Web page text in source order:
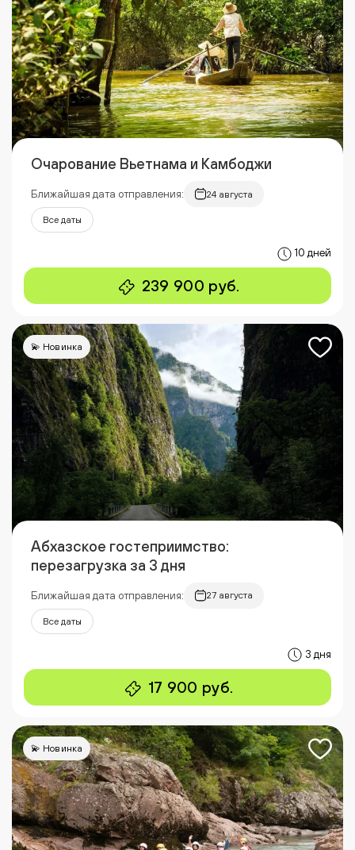
Очарование Вьетнама и Камбоджи
Ближайшая дата отправления: 24 августа
Все даты
10 дней
239 900 руб.
💫 Новинка
Абхазское гостеприимство:
перезагрузка за 3 дня
Ближайшая дата отправления: 27 августа
Все даты
3 дня
17 900 руб.
💫 Новинка